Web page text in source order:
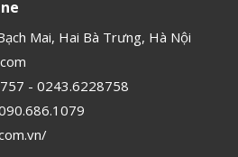
Mai, Hai Bà Trưng, Hà Nội
- 0243.6228758